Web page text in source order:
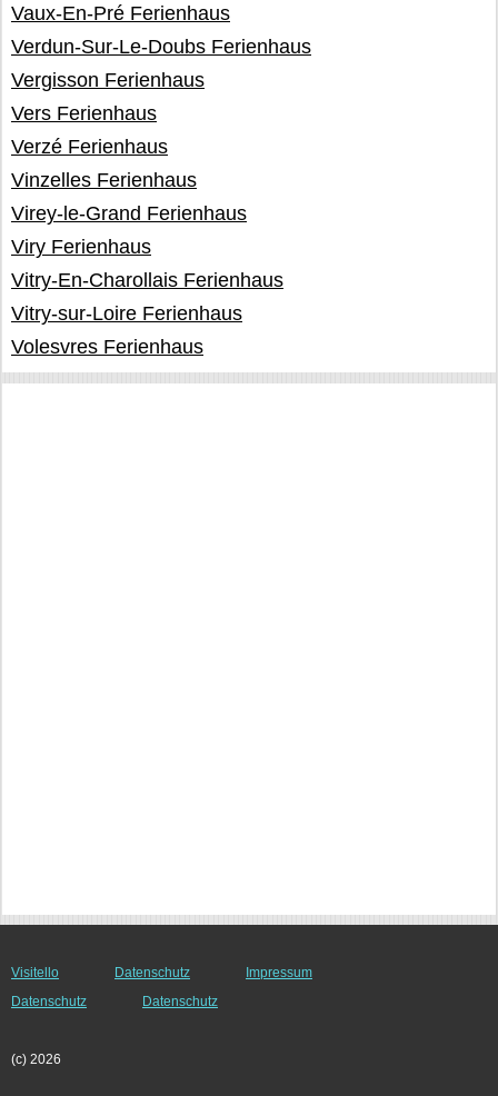
Vaux-En-Pré Ferienhaus
Verdun-Sur-Le-Doubs Ferienhaus
Vergisson Ferienhaus
Vers Ferienhaus
Verzé Ferienhaus
Vinzelles Ferienhaus
Virey-le-Grand Ferienhaus
Viry Ferienhaus
Vitry-En-Charollais Ferienhaus
Vitry-sur-Loire Ferienhaus
Volesvres Ferienhaus
Visitello Datenschutz
Impressum
Datenschutz
Datenschutz
(c) 2026